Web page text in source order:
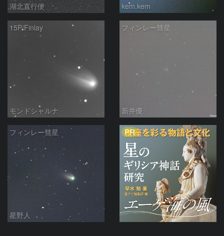
湖北直行便 kem.kem
15P/Finlay
モンドシャルナ
フィンレー彗星
新井優
フィンレー彗星
星野人
PR